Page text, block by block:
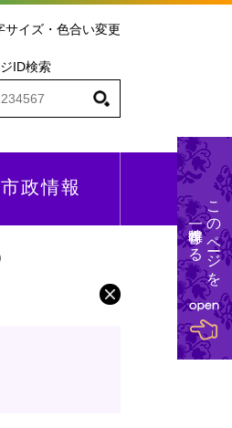
サイズ・色合い変更
ID検索
市政情報
このページを
一時保存する